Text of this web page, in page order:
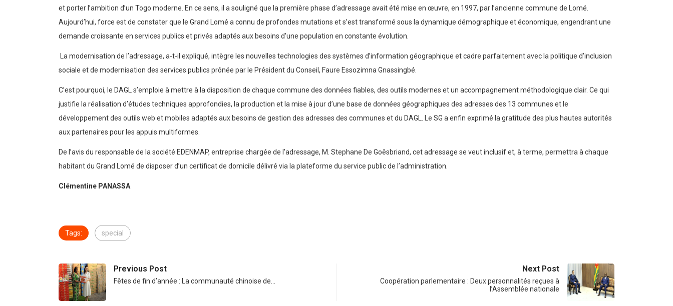
et porter l’ambition d’un Togo moderne. En ce sens, il a souligné que la première phase d’adressage avait été mise en œuvre, en 1997, par l’ancienne commune de Lomé.
Aujourd’hui, force est de constater que le Grand Lomé a connu de profondes mutations et s’est transformé sous la dynamique démographique et économique, engendrant une
demande croissante en services publics et privés adaptés aux besoins d’une population en constante évolution.
La modernisation de l’adressage, a-t-il expliqué, intègre les nouvelles technologies des systèmes d’information géographique et cadre parfaitement avec la politique d’inclusion
sociale et de modernisation des services publics prônée par le Président du Conseil, Faure Essozimna Gnassingbé.
C’est pourquoi, le DAGL s’emploie à mettre à la disposition de chaque commune des données fiables, des outils modernes et un accompagnement méthodologique clair. Ce qui
justifie la réalisation d’études techniques approfondies, la production et la mise à jour d’une base de données géographiques des adresses des 13 communes et le
développement des outils web et mobiles adaptés aux besoins de gestion des adresses des communes et du DAGL. Le SG a enfin exprimé la gratitude des plus hautes autorités
aux partenaires pour les appuis multiformes.
De l’avis du responsable de la société EDENMAP, entreprise chargée de l’adressage, M. Stephane De Goêsbriand, cet adressage se veut inclusif et, à terme, permettra à chaque
habitant du Grand Lomé de disposer d’un certificat de domicile délivré via la plateforme du service public de l’administration.
Clémentine PANASSA
Tags: special
Previous Post
Fêtes de fin d’année : La communauté chinoise de…
Next Post
Coopération parlementaire : Deux personnalités reçues à
l’Assemblée nationale